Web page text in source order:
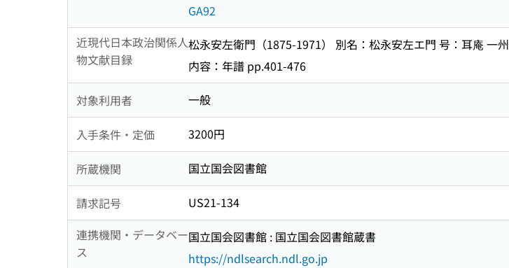
GA92
近現代日本政治関係人
物文献目録
松永安左衛門（1875-1971） 別名：松永安左エ門 号：耳庵 一州
内容：年譜 pp.401-476
対象利用者 一般
入手条件・定価 3200円
所蔵機関 国立国会図書館
請求記号
US21-134
連携機関・データベー
ス
国立国会図書館 : 国立国会図書館蔵書
https://ndlsearch.ndl.go.jp